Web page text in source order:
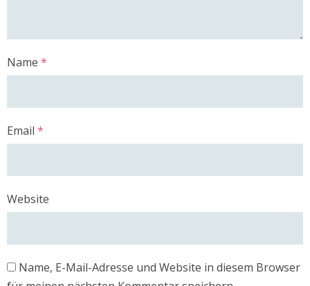
Name *
Email *
Website
Name, E-Mail-Adresse und Website in diesem Browser